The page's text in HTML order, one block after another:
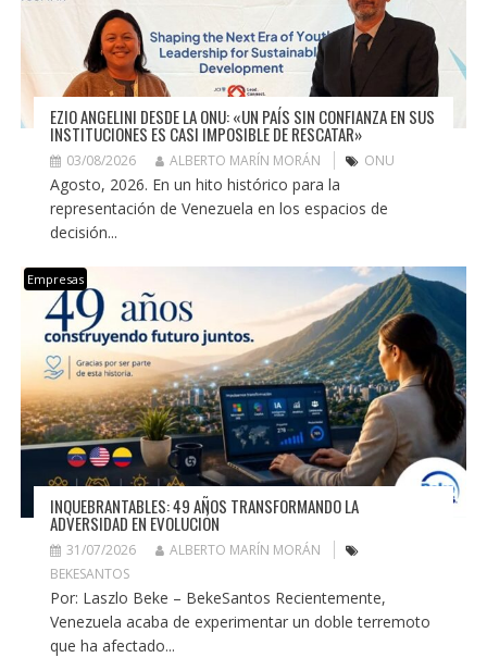
EZIO ANGELINI DESDE LA ONU: «UN PAÍS SIN CONFIANZA EN SUS
INSTITUCIONES ES CASI IMPOSIBLE DE RESCATAR»
03/08/2026 ALBERTO MARÍN MORÁN ONU
Agosto, 2026. En un hito histórico para la
representación de Venezuela en los espacios de
decisión...
Empresas
INQUEBRANTABLES: 49 AÑOS TRANSFORMANDO LA
ADVERSIDAD EN EVOLUCIÓN
31/07/2026
ALBERTO MARÍN MORÁN
BEKESANTOS
Por: Laszlo Beke – BekeSantos Recientemente,
Venezuela acaba de experimentar un doble terremoto
que ha afectado...